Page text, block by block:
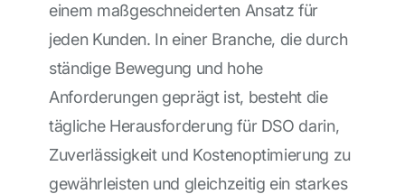
einem maßgeschneiderten Ansatz für
jeden Kunden. In einer Branche, die durch
ständige Bewegung und hohe
Anforderungen geprägt ist, besteht die
tägliche Herausforderung für DSO darin,
Zuverlässigkeit und Kostenoptimierung zu
gewährleisten und gleichzeitig ein starkes